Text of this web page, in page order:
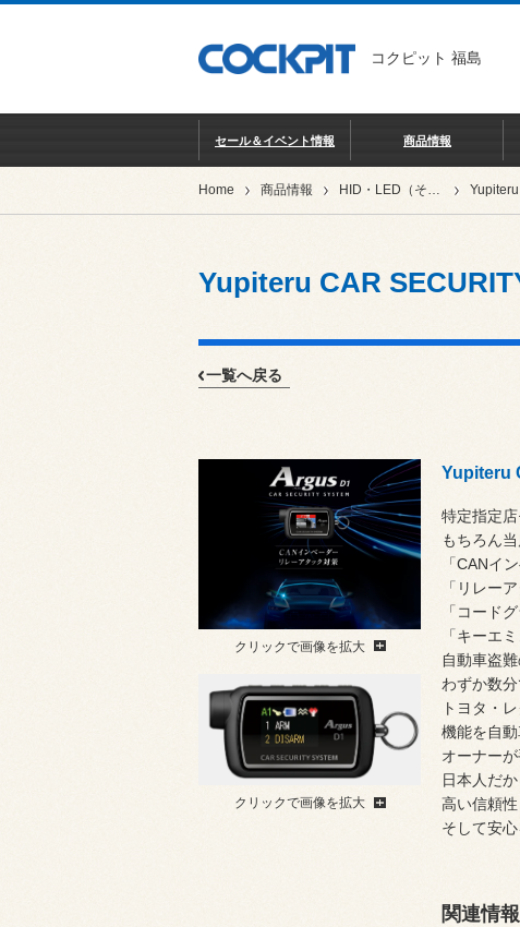
コクピット 福島
セール＆イベント情報 商品情報
Home 商品情報 HID・LED（その他電装系）
Yupiteru CAR
一覧へ戻る
クリックで画像を拡大
クリックで画像を拡大
Yupiteru
特定指定店
もちろん
「CANイ
「リレー
「コード
「キーエ
自動車盗
わずか数
トヨタ・
機能を自
オーナー
日本人だ
高い信頼
そして安
関連情